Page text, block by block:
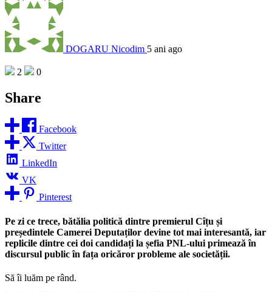
DOGARU Nicodim 5 ani ago
2 0
Share
Facebook
Twitter
LinkedIn
VK
Pinterest
Pe zi ce trece, bătălia politică dintre premierul Cîțu și
președintele Camerei Deputaților devine tot mai interesantă, iar
replicile dintre cei doi candidați la șefia PNL-ului primează în
discursul public în fața oricăror probleme ale societății.
Să îi luăm pe rând.